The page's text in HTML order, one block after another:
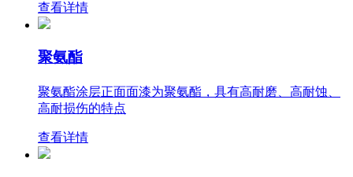
查看详情
聚氨酯
聚氨酯涂层正面面漆为聚氨酯，具有高耐磨、高耐蚀、
高耐损伤的特点
查看详情